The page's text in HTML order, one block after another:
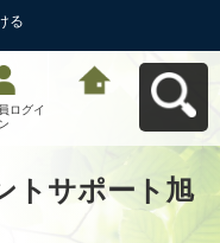
る
ログイ
ン
トサポート旭